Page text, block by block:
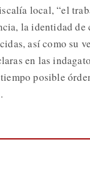
local, “el
la identidad de
así como su
en las
posible